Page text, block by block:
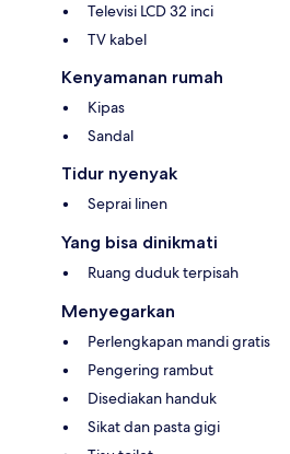
Televisi LCD 32 inci
TV kabel
Kenyamanan rumah
Kipas
Sandal
Tidur nyenyak
Seprai linen
Yang bisa dinikmati
Ruang duduk terpisah
Menyegarkan
Perlengkapan mandi gratis
Pengering rambut
Disediakan handuk
Sikat dan pasta gigi